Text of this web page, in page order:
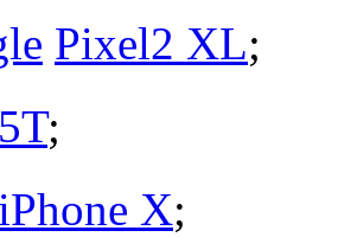
Pixel2 XL;
;
iPhone X;